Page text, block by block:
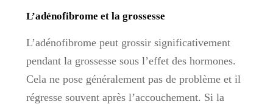
L’adénofibrome et la grossesse
L’adénofibrome peut grossir significativement
pendant la grossesse sous l’effet des hormones.
Cela ne pose généralement pas de problème et il
régresse souvent après l’accouchement. Si la